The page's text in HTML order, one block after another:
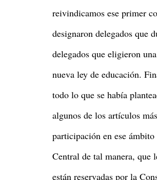
reivindicamos ese primer
designaron delegados que
delegados que eligieron
nueva ley de educación.
todo lo que se había
algunos de los artículos
participación en ese
Central de tal manera, que
están reservadas por la